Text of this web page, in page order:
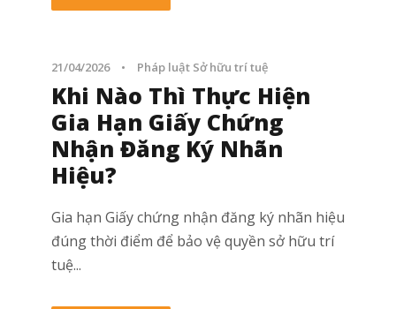
21/04/2026 • Pháp luật Sở hữu trí tuệ
Khi Nào Thì Thực Hiện
Gia Hạn Giấy Chứng
Nhận Đăng Ký Nhãn
Hiệu?
Gia hạn Giấy chứng nhận đăng ký nhãn hiệu
đúng thời điểm để bảo vệ quyền sở hữu trí
tuệ...